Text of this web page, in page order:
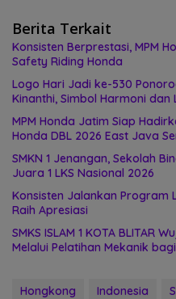
Berita Terkait
Konsisten Berprestasi, MPM
Safety Riding Honda
Logo Hari Jadi ke-530
Kinanthi, Simbol Harmoni dan
MPM Honda Jatim Siap
Honda DBL 2026 East Java
SMKN 1 Jenangan, Sekolah
Juara 1 LKS Nasional 2026
Konsisten Jalankan Program
Raih Apresiasi
SMKS ISLAM 1 KOTA BLITAR
Melalui Pelatihan Mekanik
Hongkong Indonesia